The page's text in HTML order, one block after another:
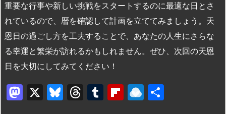
重要な行事や新しい挑戦をスタートするのに最適な日とさ
れているので、暦を確認して計画を立ててみましょう。天
恩日の過ごし方を工夫することで、あなたの人生にさらな
る幸運と繁栄が訪れるかもしれません。ぜひ、次回の天恩
日を大切にしてみてください！
M X
Bl
T
T
Fl R